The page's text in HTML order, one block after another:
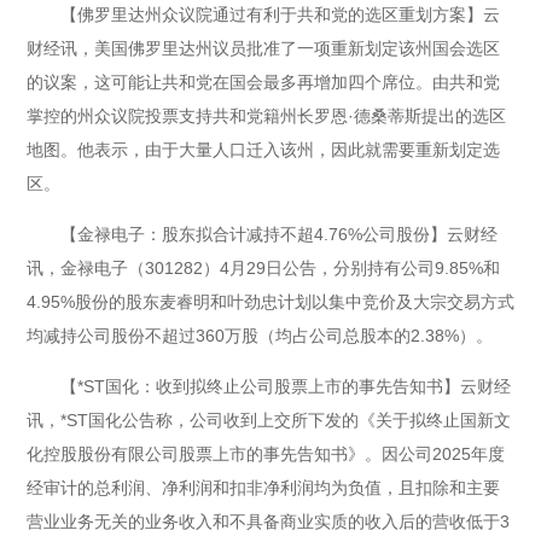
【佛罗里达州众议院通过有利于共和党的选区重划方案】云
财经讯，美国佛罗里达州议员批准了一项重新划定该州国会选区
的议案，这可能让共和党在国会最多再增加四个席位。由共和党
掌控的州众议院投票支持共和党籍州长罗恩·德桑蒂斯提出的选区
地图。他表示，由于大量人口迁入该州，因此就需要重新划定选
区。
【金禄电子：股东拟合计减持不超4.76%公司股份】云财经
讯，金禄电子（301282）4月29日公告，分别持有公司9.85%和
4.95%股份的股东麦睿明和叶劲忠计划以集中竞价及大宗交易方式
均减持公司股份不超过360万股（均占公司总股本的2.38%）。
【*ST国化：收到拟终止公司股票上市的事先告知书】云财经
讯，*ST国化公告称，公司收到上交所下发的《关于拟终止国新文
化控股股份有限公司股票上市的事先告知书》。因公司2025年度
经审计的总利润、净利润和扣非净利润均为负值，且扣除和主要
营业业务无关的业务收入和不具备商业实质的收入后的营收低于3